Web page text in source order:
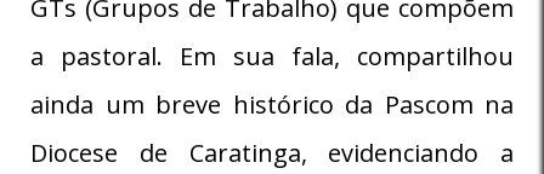
GTs (Grupos de Trabalho) que compõem
a pastoral. Em sua fala, compartilhou
ainda um breve histórico da Pascom na
Diocese de Caratinga, evidenciando a